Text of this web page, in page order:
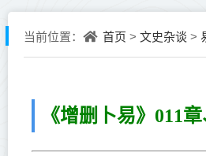
当前位置： 首页 > 文史杂谈 >
《增删卜易》011